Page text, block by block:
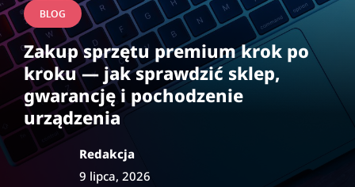
BLOG
Zakup sprzętu premium krok po
kroku — jak sprawdzić sklep,
gwarancję i pochodzenie
urządzenia
Redakcja
9 lipca, 2026